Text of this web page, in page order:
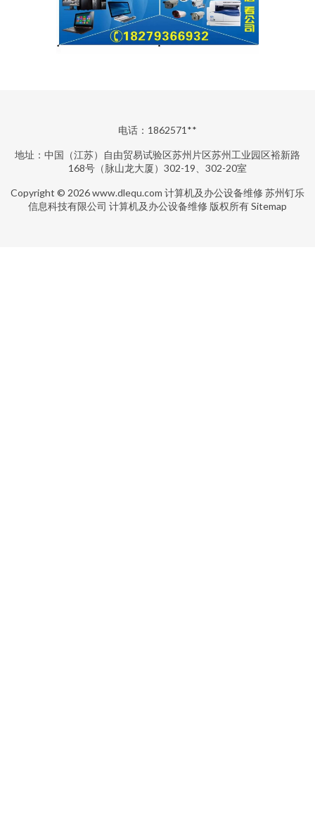
电话：1862571**
地址：中国（江苏）自由贸易试验区苏州片区苏州工业园区裕新路
168号（脉山龙大厦）302-19、302-20室
Copyright © 2026www.dlequ.com 计算机及办公设备维修 苏州钉乐
信息科技有限公司 计算机及办公设备维修 版权所有Sitemap